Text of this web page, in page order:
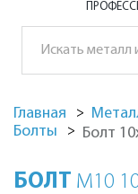
Главная
Болты
Болт
БОЛТ М10